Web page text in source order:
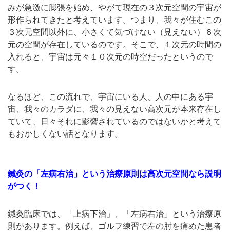
みが急激に膨張を始め、やがて現在の３次元空間の宇宙が
形作られてきたと考えています。つまり、我々が住むこの
３次元空間以外に、小さくて気づけない（見えない）６次
元の空間が存在しているのです。そこで、１次元の時間の
入れると、宇宙は元々１０次元の時空だったというので
す。
なるほど、この流れで、宇宙にいる人、人の中にある宇
宙、我々のカラダに、我々の見えない高次元が本来存在し
ていて、日々それに影響されているのではないかと考えて
もおかしくない話となります。
鍼灸の「左病右治」という治療原則は高次元空間なら説明
がつく！
鍼灸臨床では、「上病下治」、「左病右治」という治療原
則があります。例えば、ゴルフ練習で左の肘を痛めた患者